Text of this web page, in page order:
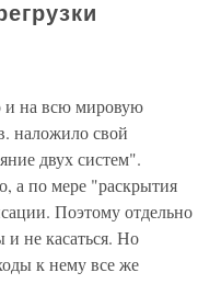
на всю мировую
наложило свой
двух систем".
а по мере "раскрытия
Поэтому отдельно
не касаться. Но
к нему все же